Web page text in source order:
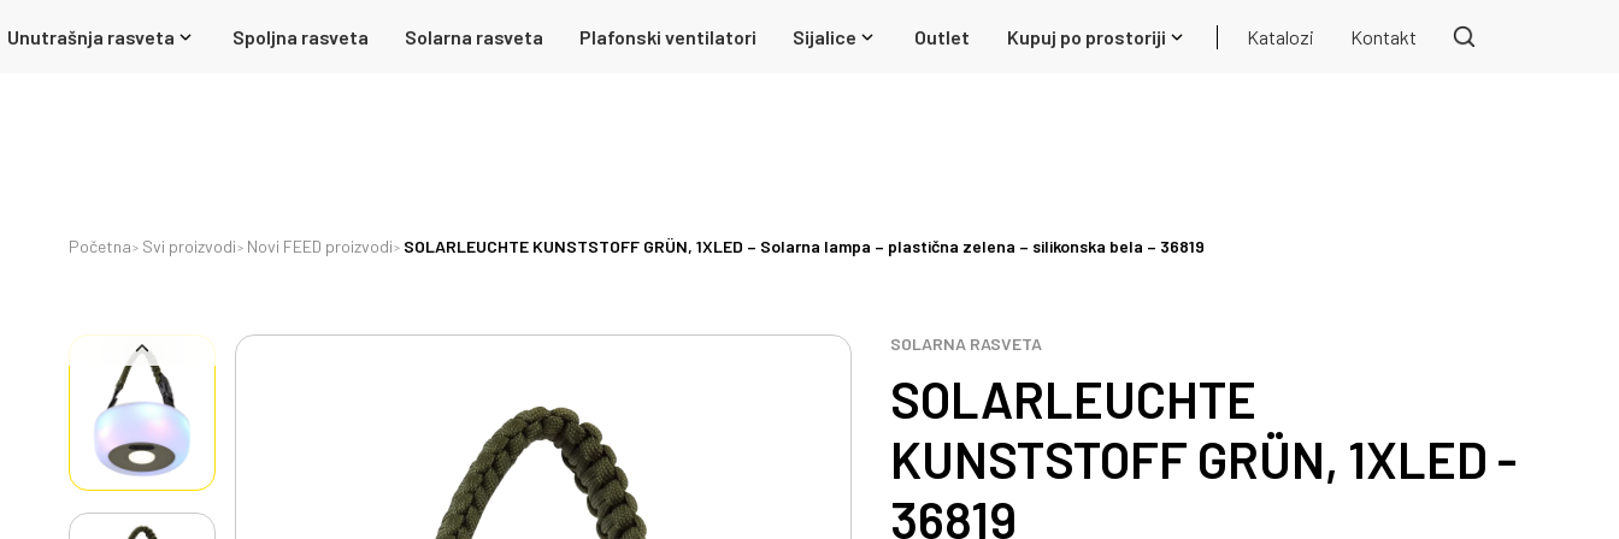
Unutrašnja rasveta Spoljna rasveta Solarna rasveta Plafonski ventilatori Sijalice Outlet Kupuj po prostoriji Katalozi Kontakt
Početna Svi proizvodi Novi FEED proizvodi SOLARLEUCHTE KUNSTSTOFF GRÜN, 1XLED – Solarna lampa – plastična zelena – silikonska bela – 36819
SOLARNA RASVETA
SOLARLEUCHTE
KUNSTSTOFF GRÜN, 1XLED -
36819